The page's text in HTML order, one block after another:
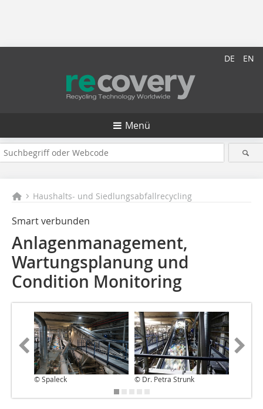
DE EN
Menü
Haushalts- und Siedlungsabfallrecycling
Smart verbunden
Anlagenmanagement,
Wartungsplanung und
Condition Monitoring
© Spaleck © Dr. Petra Strunk